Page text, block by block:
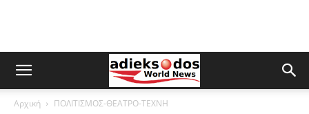
Αρχική ΠΟΛΙΤΙΣΜΟΣ-ΘΕΑΤΡΟ-ΤΕΧΝΗ